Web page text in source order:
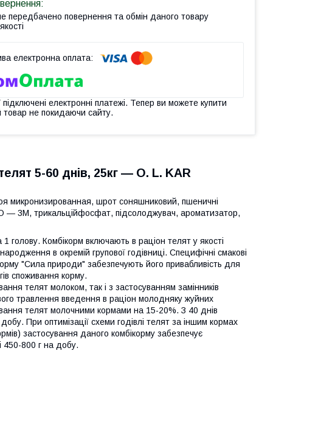
передбачено повернення та обмін даного товару
підключені електронні платежі. Тепер ви можете купити
товар не покидаючи сайту.
5-60 днів, 25кг ― O. L. KAR
микронизированная, шрот соняшниковий, пшеничні
― 3М, трикальційфосфат, підсолоджувач, ароматизатор,
голову. Комбікорм включають в раціон телят у якості
в окремій групової годівниці. Специфічні смакові
"Сила природи" забезпечують його привабливість для
споживання корму.
телят молоком, так і з застосуванням замінників
травлення введення в раціон молодняку жуйних
телят молочними кормами на 15-20%. З 40 днів
При оптимізації схеми годівлі телят за іншим кормах
застосування даного комбікорму забезпечує
450-800 г на добу.